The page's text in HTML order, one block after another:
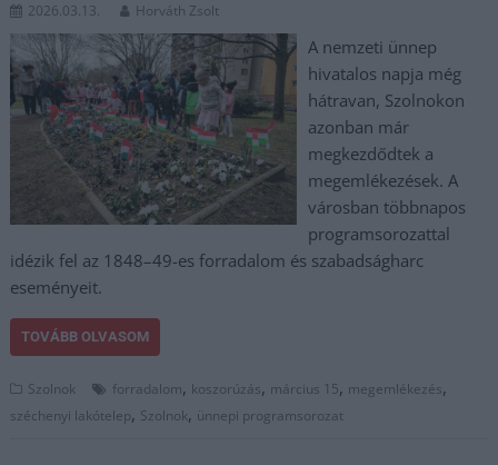
2026.03.13. Horváth Zsolt
A nemzeti ünnep
hivatalos napja még
hátravan, Szolnokon
azonban már
megkezdődtek a
megemlékezések. A
városban többnapos
programsorozattal
idézik fel az 1848–49-es forradalom és szabadságharc
eseményeit.
TOVÁBB OLVASOM
Szolnok forradalom, koszorúzás, március 15, megemlékezés,
széchenyi lakótelep, Szolnok, ünnepi programsorozat